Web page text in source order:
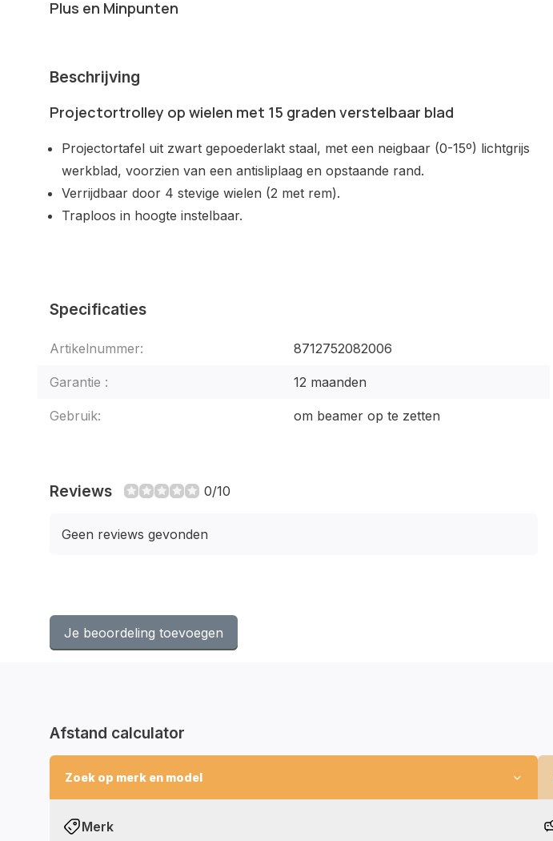
Plus en Minpunten
Beschrijving
Projectortrolley op wielen met 15 graden verstelbaar blad
Projectortafel uit zwart gepoederlakt staal, met een neigbaar (0-15º) lichtgrijs
werkblad, voorzien van een antisliplaag en opstaande rand.
Verrijdbaar door 4 stevige wielen (2 met rem).
Traploos in hoogte instelbaar.
Specificaties
Artikelnummer: 8712752082006
Garantie : 12 maanden
Gebruik: om beamer op te zetten
Reviews 0/10
Geen reviews gevonden
Je beoordeling toevoegen
Afstand calculator
Zoek op merk en model
Merk